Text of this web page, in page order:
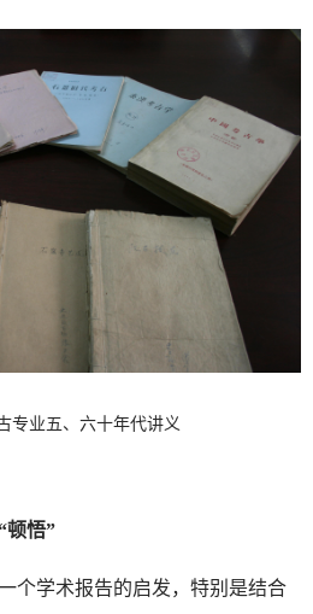
专业五、六十年代讲义
顿悟”
学术报告的启发，特别是结合